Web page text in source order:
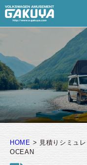
HOME > 見積りシミュ
OCEAN